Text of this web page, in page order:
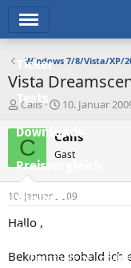
Ticker
Tests
Downloads
Preisvergleich
Forum
Aktuelles
Empfohlene Inhalte
Windows 7/8/Vista/XP/
Vista
E
s
t
e
e
r
Calis
E
s
e
t
10. Januar
C Calis
Gast
10. Januar 2009
Hallo ,
Bekomme sobald ich